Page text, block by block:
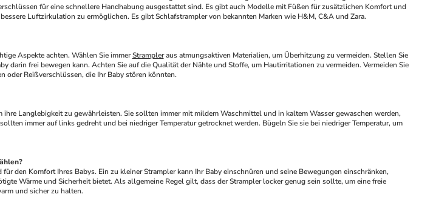
für eine schnellere Handhabung ausgestattet sind. Es gibt auch Modelle mit Füßen für zusätzlichen Komfort und
Luftzirkulation zu ermöglichen. Es gibt Schlafstrampler von bekannten Marken wie H&M, C&A und Zara.
Aspekte achten. Wählen Sie immer Strampler aus atmungsaktiven Materialien, um Überhitzung zu vermeiden. Stellen Sie
darin frei bewegen kann. Achten Sie auf die Qualität der Nähte und Stoffe, um Hautirritationen zu vermeiden. Vermeiden Sie
oder Reißverschlüssen, die Ihr Baby stören könnten.
immer auf links gedreht und bei niedriger Temperatur getrocknet werden. Bügeln Sie sie bei niedriger Temperatur, um
Wärme und Sicherheit bietet. Als allgemeine Regel gilt, dass der Strampler locker genug sein sollte, um eine freie
und sicher zu halten.